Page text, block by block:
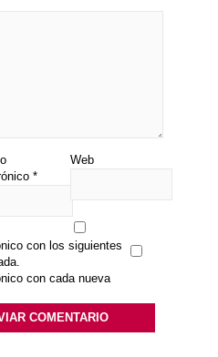
*
Web
con los siguientes
con cada nueva